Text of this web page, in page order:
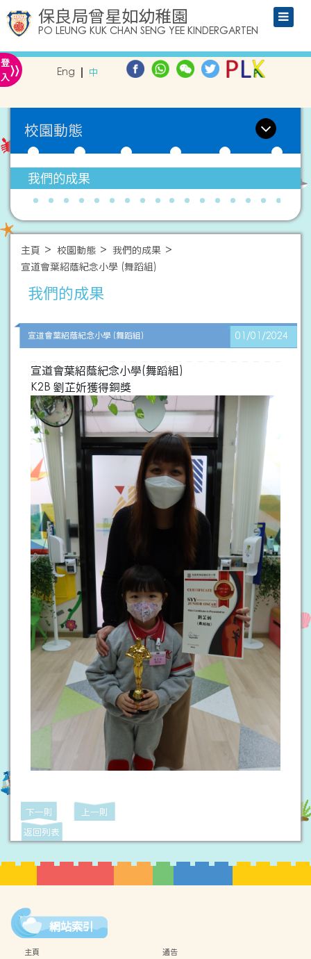
保良局曾星如幼稚園
PO LEUNG KUK CHAN SENG YEE KINDERGARTEN
登
入» Eng 中
校園動態
我們的成果
主頁 校園動態
我們的成果
宣道會葉紹蔭紀念小學 (舞蹈組)
我們的成果
宣道會葉紹蔭紀念小學 (舞蹈組) 01/01/2024
宣道會葉紹蔭紀念小學(舞蹈組)
K2B 劉芷妡獲得銅獎
下一則
上一則
返回列表
網站索引
主頁
通告